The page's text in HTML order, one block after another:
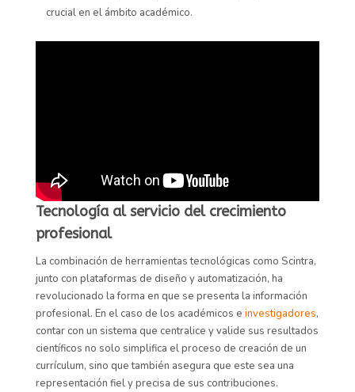
crucial en el ámbito académico.
Tecnología al servicio del crecimiento
profesional
La combinación de herramientas tecnológicas como Scintra,
junto con plataformas de diseño y automatización, ha
revolucionado la forma en que se presenta la información
profesional. En el caso de los académicos e investigadores,
contar con un sistema que centralice y valide sus resultados
científicos no solo simplifica el proceso de creación de un
currículum, sino que también asegura que este sea una
representación fiel y precisa de sus contribuciones.